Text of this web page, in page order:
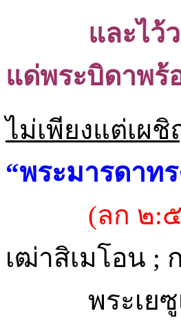
และไว้
แด่พระบิดาพร้
ไม่เพียงแต่เผ
“พระมารดาท
(ลก ๒:
เฒ่าสิเมโอน ;
พระเย